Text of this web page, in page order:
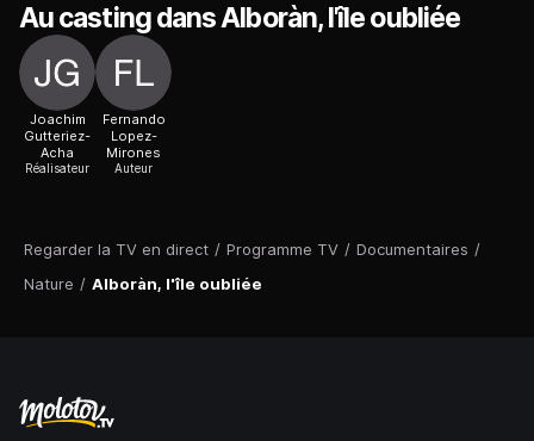
Regarder la TV en direct / Programme TV / Documentaires /
Nature / Alboràn, l'île oubliée
Au casting dans Alboràn, l'île oubliée
Joachim
Gutteriez-
Acha
Réalisateur
Fernando
Lopez-
Mirones
Auteur